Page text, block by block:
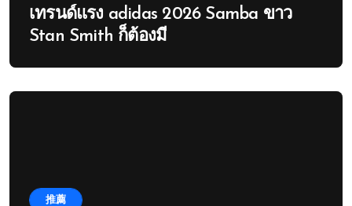
เทรนด์แรง adidas 2026 Samba ขาว
Stan Smith ก็ต้องมี
推薦